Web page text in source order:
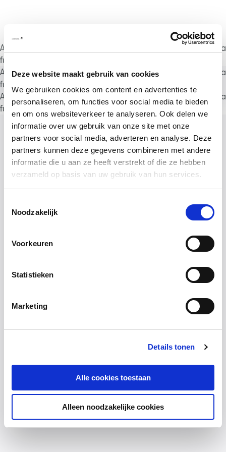
Deze website maakt gebruik van cookies
We gebruiken cookies om content en advertenties te
personaliseren, om functies voor social media te bieden
en om ons websiteverkeer te analyseren. Ook delen we
informatie over uw gebruik van onze site met onze
partners voor social media, adverteren en analyse. Deze
partners kunnen deze gegevens combineren met andere
informatie die u aan ze heeft verstrekt of die ze hebben
verzameld op basis van uw gebruik van hun services.
Noodzakelijk
Voorkeuren
Statistieken
Marketing
Details tonen
Alle cookies toestaan
Alleen noodzakelijke cookies
A rendering error occurred:
a.substring(...).replaceAll is not a
function
A rendering error occurred:a.substring(...).replaceAll is not a
function
A rendering error occurred:
a.substring(...).replaceAll is not a
function